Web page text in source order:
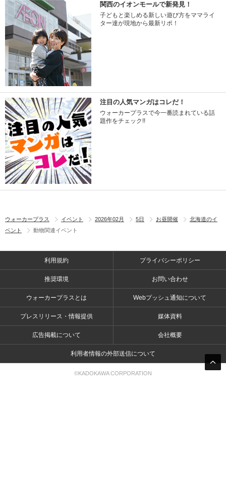
関西のイオンモールで新発見！
子どもと楽しめる新しい遊び方をママライ
ター達が現地から最新リポ！
注目の人気マンガはコレだ！
ウォーカープラスで今一番読まれている話
題作をチェック!!
ウォーカープラス イベント 2026年02月 5日 お昼開催
北海道のイ
ベント
動物関連イベント
利用規約 プライバシーポリシー
推奨環境 お問い合わせ
ウォーカープラスとは Webプッシュ通知について
プレスリリース・情報提供 媒体資料
広告掲載について 会社概要
利用者情報の外部送信について
©KADOKAWA CORPORATION